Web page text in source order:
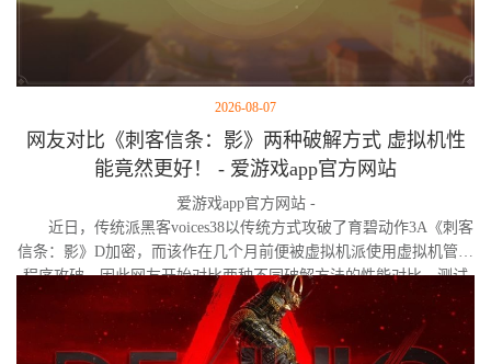
2026-08-07
网友对比《刺客信条：影》两种破解方式 虚拟机性
能竟然更好！ - 爱游戏app官方网站
爱游戏app官方网站 -
近日，传统派黑客voices38以传统方式攻破了育碧动作3A《刺客
信条：影》D加密，而该作在几个月前便被虚拟机派使用虚拟机管理
程序攻破。因此网友开始对比两种不同破解方法的性能对比。测试
作者决定验证，虚拟机管理程序是否真的会像许多玩家认为的那
样，导致明显的帧数下降。